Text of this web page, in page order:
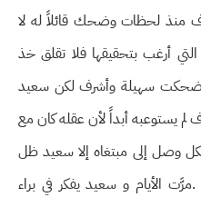
منذ لحظات وضحك قائلاً له لا
أرغب بتحقيقها فلا تقلق خذ
ضحكت سهيلة وأشرف لكن سعيد
لم يستوعبه أبداً لأن عقله كان مع
وصل إلى مبتغاه إلا سعيد ظل
الأيام و سعيد يفكر في براء